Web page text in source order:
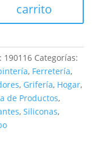
carrito
190116 Categorías:
, Ferretería,
, Grifería, Hogar,
de Productos,
,Siliconas,